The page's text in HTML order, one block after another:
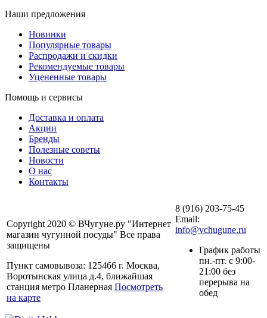
Наши предложения
Новинки
Популярные товары
Распродажи и скидки
Рекомендуемые товары
Уцененные товары
Помощь и сервисы
Доставка и оплата
Акции
Бренды
Полезные советы
Новости
О нас
Контакты
Copyright 2020 © ВЧугуне.ру "Интернет
магазин чугунной посуды" Все права
защищены
Пункт самовывоза: 125466 г. Москва,
Воротынская улица д.4, ближайшая
станция метро Планерная Посмотреть
на карте
8 (916) 203-75-45
Email:
info@vchugune.ru
График работы
пн.-пт. с 9:00-
21:00 без
перерыва на
обед